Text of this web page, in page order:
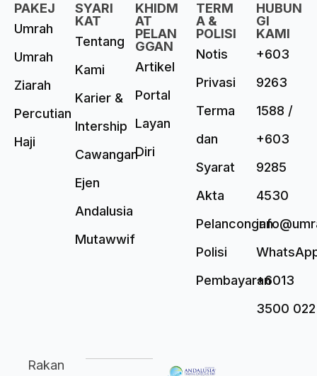
PAKEJ
Umrah
Umrah
Ziarah
Percutian
Haji
SYARI
KAT
Tentang
Kami
Karier &
Intership
Cawangan
Ejen
Andalusia
Mutawwif
KHIDM
AT
PELAN
GGAN
Artikel
Portal
Layan
Diri
TERM
A &
POLISI
Notis
Privasi
Terma
dan
Syarat
Akta
Pelancongan
Polisi
Pembayaran
HUBUN
GI
KAMI
+603
9263
1588 /
+603
9285
4530
+6013
3500 022
Rakan